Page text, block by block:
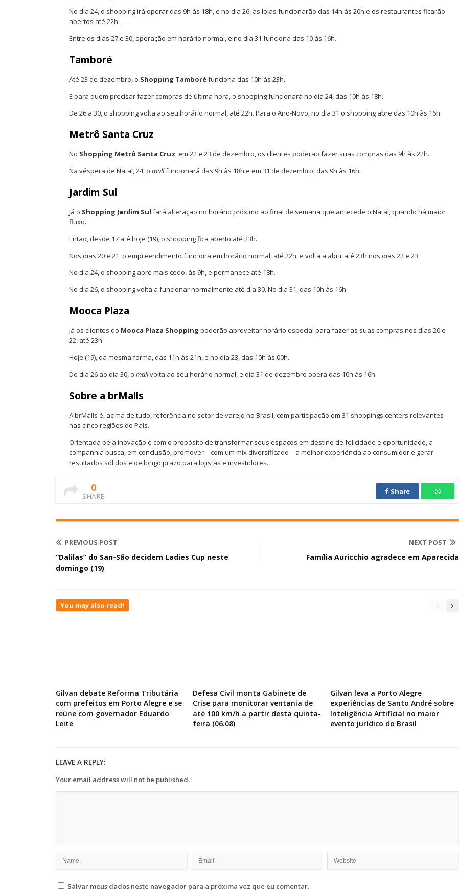
No dia 24, o shopping irá operar das 9h às 18h, e no dia 26, as lojas funcionarão das 14h às 20h e os restaurantes ficarão
abertos até 22h.
Entre os dias 27 e 30, operação em horário normal, e no dia 31 funciona das 10 às 16h.
Tamboré
Até 23 de dezembro, o Shopping Tamboréfunciona das 10h às 23h.
E para quem precisar fazer compras de última hora, o shopping funcionará no dia 24, das 10h às 18h.
De 26 a 30, o shopping volta ao seu horário normal, até 22h. Para o Ano-Novo, no dia 31 o shopping abre das 10h às 16h.
Metrô Santa Cruz
No Shopping Metrô Santa Cruz, em 22 e 23 de dezembro, os clientes poderão fazer suas compras das 9h às 22h.
Na véspera de Natal, 24, o mallfuncionará das 9h às 18h e em 31 de dezembro, das 9h às 16h.
Jardim Sul
Já o Shopping Jardim Sul fará alteração no horário próximo ao final de semana que antecede o Natal, quando há maior
fluxo.
Então, desde 17 até hoje (19), o shopping fica aberto até 23h.
Nos dias 20 e 21, o empreendimento funciona em horário normal, até 22h, e volta a abrir até 23h nos dias 22 e 23.
No dia 24, o shopping abre mais cedo, às 9h, e permanece até 18h.
No dia 26, o shopping volta a funcionar normalmente até dia 30. No dia 31, das 10h às 16h.
Mooca Plaza
Já os clientes do Mooca Plaza Shopping poderão aproveitar horário especial para fazer as suas compras nos dias 20 e
22, até 23h.
Hoje (19), da mesma forma, das 11h às 21h, e no dia 23, das 10h às 00h.
Do dia 26 ao dia 30, o mallvolta ao seu horário normal, e dia 31 de dezembro opera das 10h às 16h.
Sobre a brMalls
A brMalls é, acima de tudo, referência no setor de varejo no Brasil, com participação em 31 shoppings centers relevantes
nas cinco regiões do País.
Orientada pela inovação e com o propósito de transformar seus espaços em destino de felicidade e oportunidade, a
companhia busca, em conclusão, promover – com um mix diversificado – a melhor experiência ao consumidor e gerar
resultados sólidos e de longo prazo para lojistas e investidores.
0
SHARE
Share
PREVIOUS POST
“Dalilas” do San-São decidem Ladies Cup neste
domingo (19)
NEXT POST
Família Auricchio agradece em Aparecida
You may also read!
Gilvan debate Reforma Tributária
com prefeitos em Porto Alegre e se
reúne com governador Eduardo
Leite
Defesa Civil monta Gabinete de
Crise para monitorar ventania de
até 100 km/h a partir desta quinta-
feira (06.08)
Gilvan leva a Porto Alegre
experiências de Santo André sobre
Inteligência Artificial no maior
evento jurídico do Brasil
LEAVE A REPLY:
Your email address will not be published.
Salvar meus dados neste navegador para a próxima vez que eu comentar.